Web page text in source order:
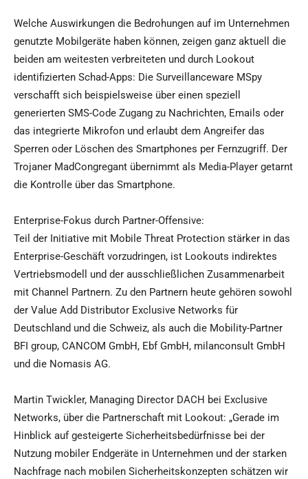
Welche Auswirkungen die Bedrohungen auf im Unternehmen
genutzte Mobilgeräte haben können, zeigen ganz aktuell die
beiden am weitesten verbreiteten und durch Lookout
identifizierten Schad-Apps: Die Surveillanceware MSpy
verschafft sich beispielsweise über einen speziell
generierten SMS-Code Zugang zu Nachrichten, Emails oder
das integrierte Mikrofon und erlaubt dem Angreifer das
Sperren oder Löschen des Smartphones per Fernzugriff. Der
Trojaner MadCongregant übernimmt als Media-Player getarnt
die Kontrolle über das Smartphone.
Enterprise-Fokus durch Partner-Offensive:
Teil der Initiative mit Mobile Threat Protection stärker in das
Enterprise-Geschäft vorzudringen, ist Lookouts indirektes
Vertriebsmodell und der ausschließlichen Zusammenarbeit
mit Channel Partnern. Zu den Partnern heute gehören sowohl
der Value Add Distributor Exclusive Networks für
Deutschland und die Schweiz, als auch die Mobility-Partner
BFI group, CANCOM GmbH, Ebf GmbH, milanconsult GmbH
und die Nomasis AG.
Martin Twickler, Managing Director DACH bei Exclusive
Networks, über die Partnerschaft mit Lookout: „Gerade im
Hinblick auf gesteigerte Sicherheitsbedürfnisse bei der
Nutzung mobiler Endgeräte in Unternehmen und der starken
Nachfrage nach mobilen Sicherheitskonzepten schätzen wir